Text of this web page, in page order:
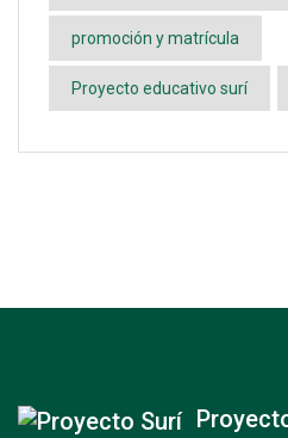
promoción y matrícula
Proyecto educativo surí